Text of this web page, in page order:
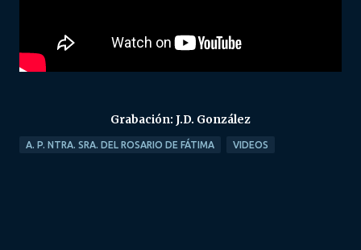
Grabación: J.D. González
A. P. NTRA. SRA. DEL ROSARIO DE FÁTIMA VIDEOS